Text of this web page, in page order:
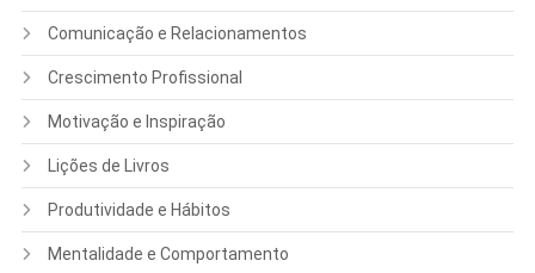
Comunicação e Relacionamentos
Crescimento Profissional
Motivação e Inspiração
Lições de Livros
Produtividade e Hábitos
Mentalidade e Comportamento